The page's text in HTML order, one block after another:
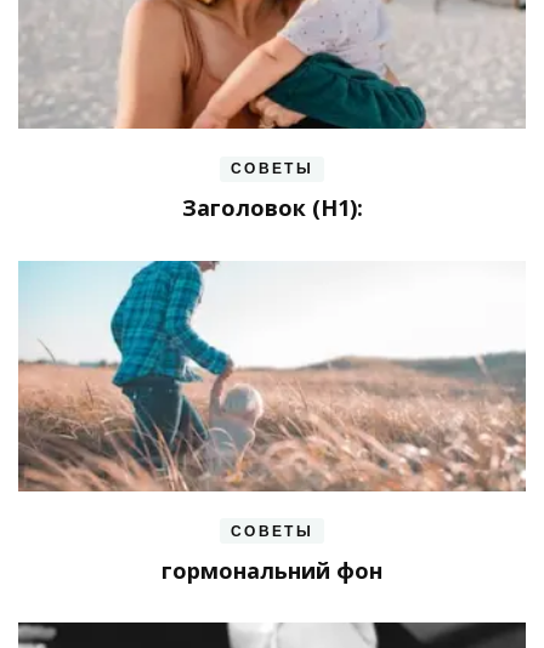
СОВЕТЫ
Заголовок (H1):
СОВЕТЫ
гормональний фон